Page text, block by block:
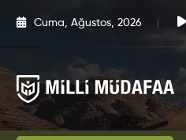
Cuma, Ağustos, 2026